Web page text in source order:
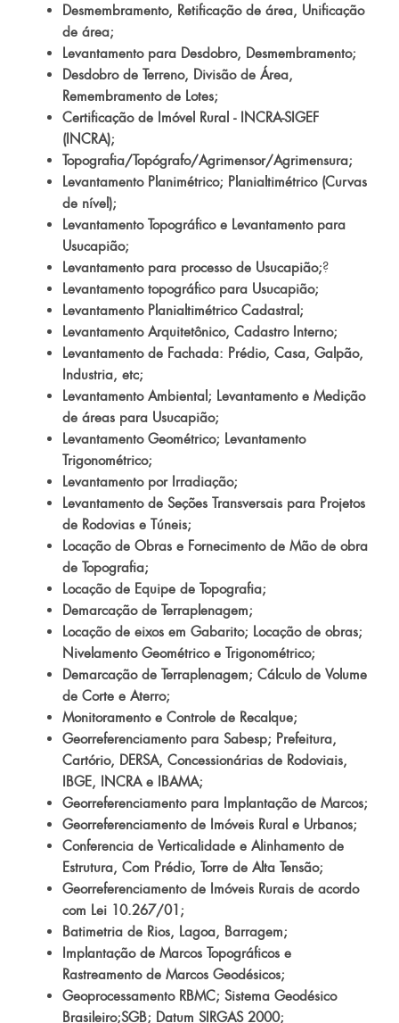
Desmembramento, Retificação de área, Unificação
de área;
Levantamento para Desdobro, Desmembramento;
Desdobro de Terreno, Divisão de Área,
Remembramento de Lotes;
Certificação de Imóvel Rural - INCRA-SIGEF
(INCRA);
Topografia/Topógrafo/Agrimensor/Agrimensura;
Levantamento Planimétrico; Planialtimétrico (Curvas
de nível);
Levantamento Topográfico e Levantamento para
Usucapião;
Levantamento para processo de Usucapião;?
Levantamento topográfico para Usucapião;
Levantamento Planialtimétrico Cadastral;
Levantamento Arquitetônico, Cadastro Interno;
Levantamento de Fachada: Prédio, Casa, Galpão,
Industria, etc;
Levantamento Ambiental; Levantamento e Medição
de áreas para Usucapião;
Levantamento Geométrico; Levantamento
Trigonométrico;
Levantamento por Irradiação;
Levantamento de Seções Transversais para Projetos
de Rodovias e Túneis;
Locação de Obras e Fornecimento de Mão de obra
de Topografia;
Locação de Equipe de Topografia;
Demarcação de Terraplenagem;
Locação de eixos em Gabarito; Locação de obras;
Nivelamento Geométrico e Trigonométrico;
Demarcação de Terraplenagem; Cálculo de Volume
de Corte e Aterro;
Monitoramento e Controle de Recalque;
Georreferenciamento para Sabesp; Prefeitura,
Cartório, DERSA, Concessionárias de Rodoviais,
IBGE, INCRA e IBAMA;
Georreferenciamento para Implantação de Marcos;
Georreferenciamento de Imóveis Rural e Urbanos;
Conferencia de Verticalidade e Alinhamento de
Estrutura, Com Prédio, Torre de Alta Tensão;
Georreferenciamento de Imóveis Rurais de acordo
com Lei 10.267/01;
Batimetria de Rios, Lagoa, Barragem;
Implantação de Marcos Topográficos e
Rastreamento de Marcos Geodésicos;
Geoprocessamento RBMC; Sistema Geodésico
Brasileiro;SGB; Datum SIRGAS 2000;